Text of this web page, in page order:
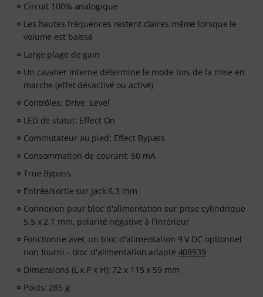
Circuit 100% analogique
Les hautes fréquences restent claires même lorsque le
volume est baissé
Large plage de gain
Un cavalier interne détermine le mode lors de la mise en
marche (effet désactivé ou activé)
Contrôles: Drive, Level
LED de statut: Effect On
Commutateur au pied: Effect Bypass
Consommation de courant: 50 mA
True Bypass
Entrée/sortie sur Jack 6,3 mm
Connexion pour bloc d'alimentation sur prise cylindrique
5,5 x 2,1 mm, polarité négative à l'intérieur
Fonctionne avec un bloc d'alimentation 9 V DC optionnel
non fourni - bloc d'alimentation adapté 409939
Dimensions (L x P x H): 72 x 115 x 59 mm
Poids: 285 g